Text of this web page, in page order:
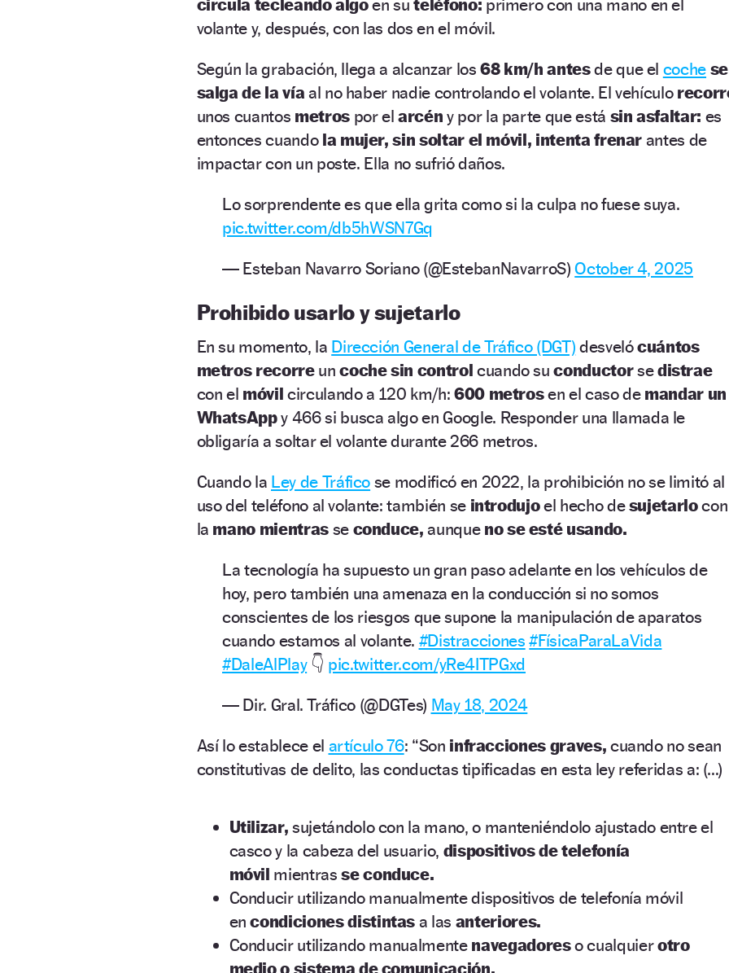
circula tecleando algoen suteléfono: primero con una mano en el
volante y, después, con las dos en el móvil.
Según la grabación, llega a alcanzar los68 km/h antesde que el coche se
salga de la vía al no haber nadie controlando el volante. El vehículo
unos cuantos metros por elarcén y por la parte que está sin asfaltar: es
entonces cuandola mujer, sin soltar el móvil, intenta frenar antes de
impactar con un poste. Ella no sufrió daños.
Lo sorprendente es que ella grita como si la culpa no fuese suya.
pic.twitter.com/db5hWSN7Gq
— Esteban Navarro Soriano (@EstebanNavarroS)October 4, 2025
Prohibido usarlo y sujetarlo
En su momento, la Dirección General de Tráfico (DGT) desvelócuántos
metros recorre uncoche sin control cuando suconductorsedistrae
con el móvil circulando a 120 km/h: 600 metrosen el caso de mandar un
WhatsAppy 466 si busca algo en Google. Responder una llamada le
obligaría a soltar el volante durante 266 metros.
Cuando la Ley de Tráfico se modificó en 2022, la prohibición no se limitó al
uso del teléfono al volante: también se introdujoel hechodesujetarlocon
la mano mientras se conduce, aunque no se esté usando.
La tecnología ha supuesto un gran paso adelante en los vehículos de
hoy, pero también una amenaza en la conducción si no somos
conscientes de los riesgos que supone la manipulación de aparatos
cuando estamos al volante. #Distracciones #FísicaParaLaVida
#DaleAlPlay👇 pic.twitter.com/yRe4ITPGxd
— Dir. Gral. Tráfico (@DGTes) May 18, 2024
Así lo establece el artículo 76: “Son infracciones graves, cuando no sean
constitutivas de delito, las conductas tipificadas en esta ley referidas a: (…)
Utilizar, sujetándolo con la mano, o manteniéndolo ajustado entre el
casco y la cabeza del usuario, dispositivos de telefonía
móvil mientrasse conduce.
Conducir utilizando manualmente dispositivos de telefonía móvil
en condiciones distintas a las anteriores.
Conducir utilizando manualmentenavegadoreso cualquierotro
medio o sistema de comunicación.